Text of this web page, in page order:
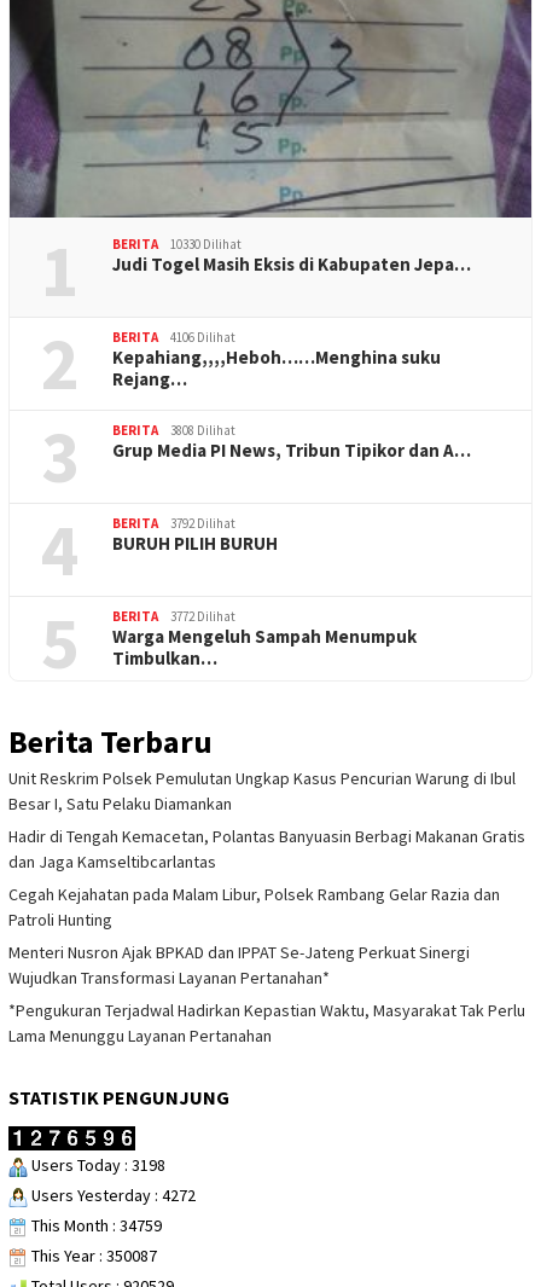
1 BERITA 10330 Dilihat
Judi Togel Masih Eksis di Kabupaten Jepa…
2 BERITA 4106 Dilihat
Kepahiang,,,,Heboh……Menghina suku
Rejang…
3 BERITA 3808 Dilihat
Grup Media PI News, Tribun Tipikor dan A…
4 BERITA 3792 Dilihat
BURUH PILIH BURUH
5 BERITA 3772 Dilihat
Warga Mengeluh Sampah Menumpuk
Timbulkan…
Berita Terbaru
Unit Reskrim Polsek Pemulutan Ungkap Kasus Pencurian Warung di Ibul
Besar I, Satu Pelaku Diamankan
Hadir di Tengah Kemacetan, Polantas Banyuasin Berbagi Makanan Gratis
dan Jaga Kamseltibcarlantas
Cegah Kejahatan pada Malam Libur, Polsek Rambang Gelar Razia dan
Patroli Hunting
Menteri Nusron Ajak BPKAD dan IPPAT Se-Jateng Perkuat Sinergi
Wujudkan Transformasi Layanan Pertanahan*
*Pengukuran Terjadwal Hadirkan Kepastian Waktu, Masyarakat Tak Perlu
Lama Menunggu Layanan Pertanahan
STATISTIK PENGUNJUNG
Users Today : 3198
Users Yesterday : 4272
This Month : 34759
This Year : 350087